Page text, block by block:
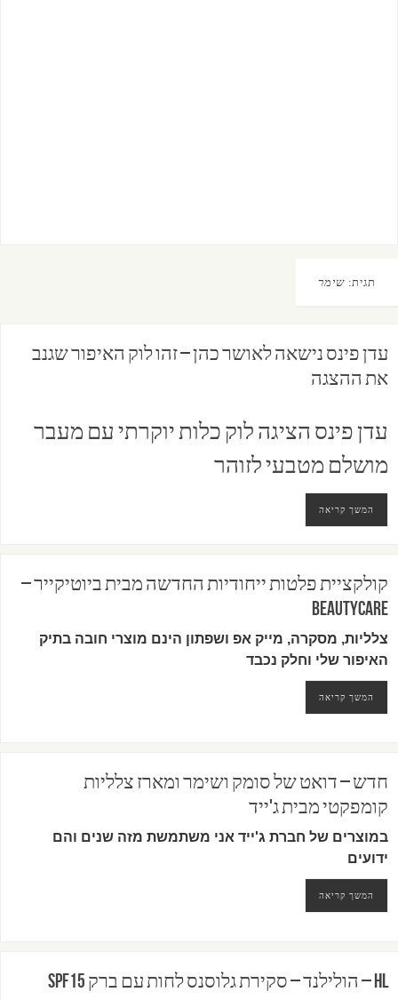
תגית: שימר
עדן פינס נישאה לאושר כהן – זהו לוק האיפור שגנב
את ההצגה
עדן פינס הציגה לוק כלות יוקרתי עם מעבר
מושלם מטבעי לזוהר
המשך קריאה
קולקציית פלטות ייחודיות החדשה מבית ביוטיקייר –
Beautycare
צלליות, מסקרה, מייק אפ ושפתון הינם מוצרי חובה בתיק
האיפור שלי וחלק נכבד
המשך קריאה
חדש – דואט של סומק ושימר ומארז צלליות
קומפקטי מבית ג'ייד
במוצרים של חברת ג'ייד אני משתמשת מזה שנים והם
ידועים
המשך קריאה
HL – הולילנד – סקירת גלוסנס לחות עם ברק SPF15